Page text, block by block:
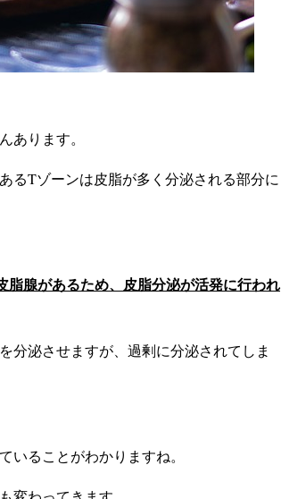
あります。
るTゾーンは皮脂が多く分泌される部分に
腺があるため、皮脂分泌が活発に行われ
分泌させますが、過剰に分泌されてしま
ることがわかりますね。